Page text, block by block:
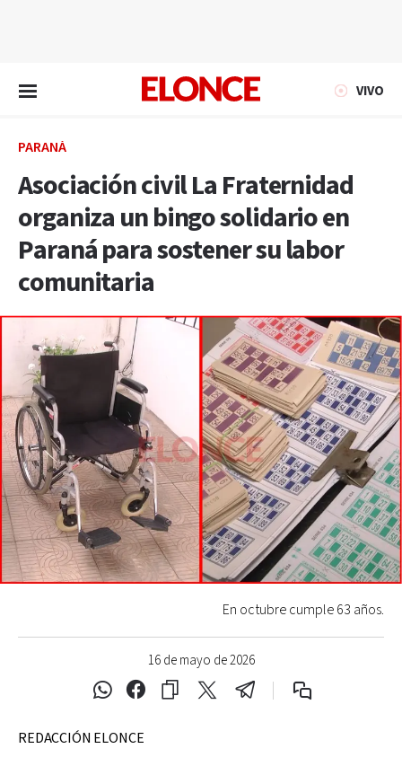
VIVO
PARANÁ
Asociación civil La Fraternidad
organiza un bingo solidario en
Paraná para sostener su labor
comunitaria
16 de mayo de 2026
En octubre cumple 63 años.
REDACCIÓN ELONCE